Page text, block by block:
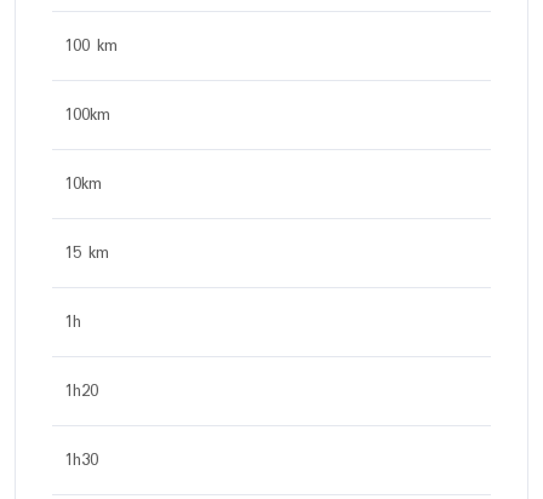
100 km
100km
10km
15 km
1h
1h20
1h30